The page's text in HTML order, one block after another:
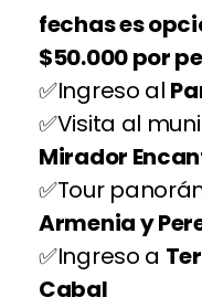
fechas es
$50.000 por
Ingreso al
Visita al
Mirador
Tour
Armenia y
Ingreso a
Cabal